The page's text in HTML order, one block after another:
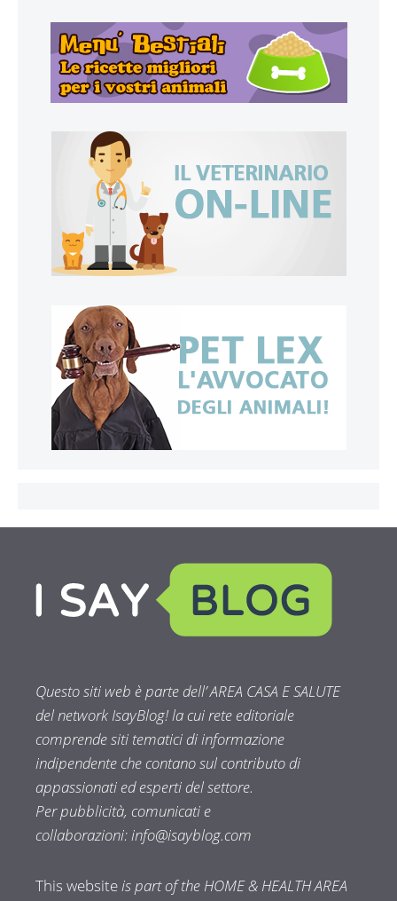
Questo siti web è parte dell’ AREA CASA E SALUTE
del network IsayBlog! la cui rete editoriale
comprende siti tematici di informazione
indipendente che contano sul contributo di
appassionati ed esperti del settore.
Per pubblicità, comunicati e
collaborazioni:info@isayblog.com
This websiteis part of the HOME & HEALTH AREA